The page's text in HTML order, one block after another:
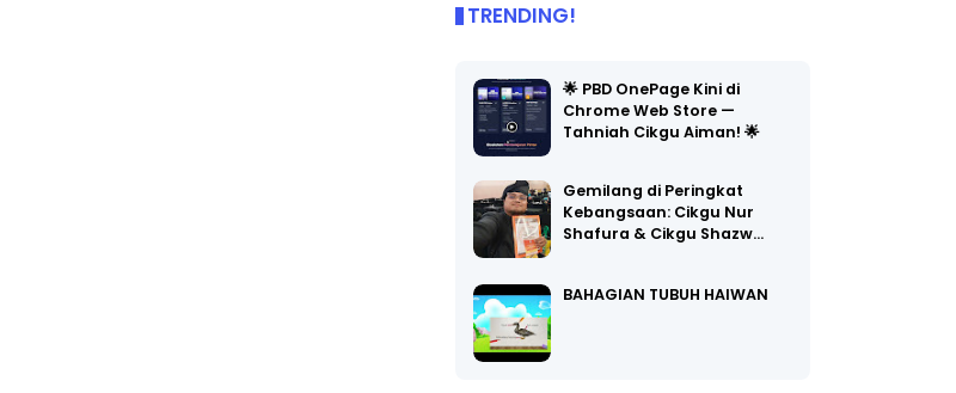
TRENDING!
🌟 PBD OnePage Kini di
Chrome Web Store —
Tahniah Cikgu Aiman! 🌟
Gemilang di Peringkat
Kebangsaan: Cikgu Nur
Shafura & Cikgu Shazw…
BAHAGIAN TUBUH HAIWAN